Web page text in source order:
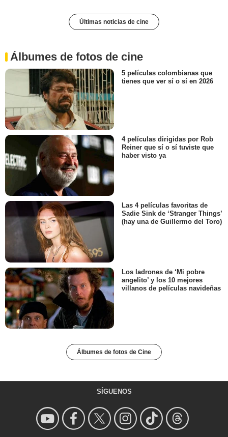
Últimas noticias de cine
Álbumes de fotos de cine
5 películas colombianas que
tienes que ver sí o sí en 2026
4 películas dirigidas por Rob
Reiner que sí o sí tuviste que
haber visto ya
Las 4 películas favoritas de
Sadie Sink de ‘Stranger Things’
(hay una de Guillermo del Toro)
Los ladrones de ‘Mi pobre
angelito’ y los 10 mejores
villanos de películas navideñas
Álbumes de fotos de Cine
SÍGUENOS